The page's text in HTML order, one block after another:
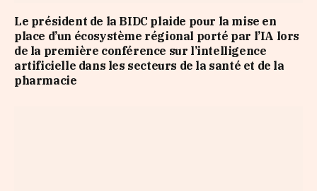
Le président de la BIDC plaide pour la mise en
place d’un écosystème régional porté par l’IA lors
de la première conférence sur l’intelligence
artificielle dans les secteurs de la santé et de la
pharmacie